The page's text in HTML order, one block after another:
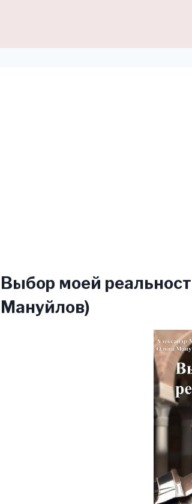
Выбор моей
Мануйлов)